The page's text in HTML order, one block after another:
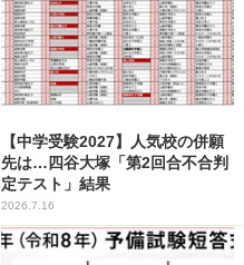
【中学受験2027】人気校の併願
先は…四谷大塚「第2回合不合判
定テスト」結果
2026.7.16